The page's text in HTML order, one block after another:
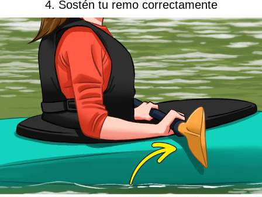
4. Sostén tu remo correctamente